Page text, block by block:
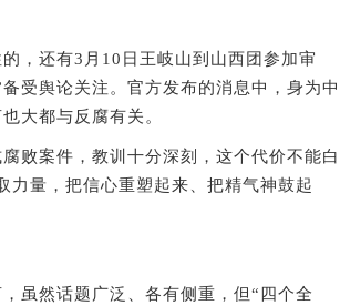
还有3月10日王岐山到山西团参加审
受舆论关注。官方发布的消息中，身为中
大都与反腐有关。
案件，教训十分深刻，这个代价不能白
力量，把信心重塑起来、把精气神鼓起
然话题广泛、各有侧重，但“四个全